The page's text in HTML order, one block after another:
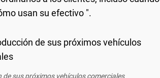
usan su efectivo ".
sus próximos vehículos comerciales